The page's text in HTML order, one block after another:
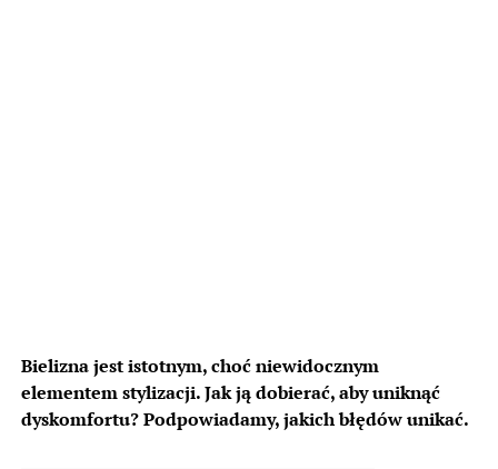
Bielizna jest istotnym, choć niewidocznym
elementem stylizacji. Jak ją dobierać, aby uniknąć
dyskomfortu? Podpowiadamy, jakich błędów unikać.